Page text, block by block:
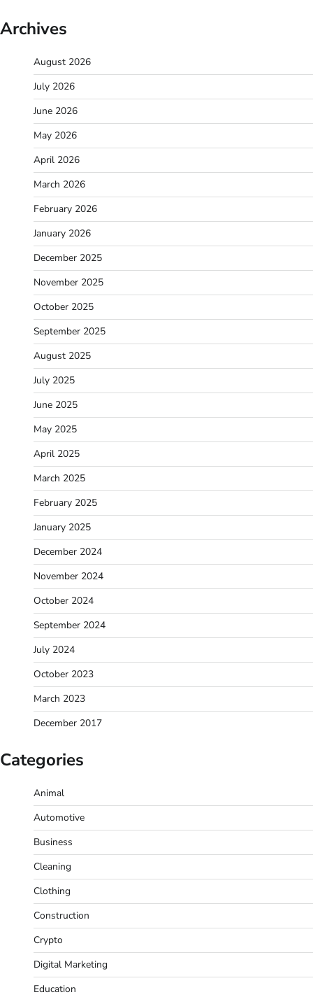
Archives
August 2026
July 2026
June 2026
May 2026
April 2026
March 2026
February 2026
January 2026
December 2025
November 2025
October 2025
September 2025
August 2025
July 2025
June 2025
May 2025
April 2025
March 2025
February 2025
January 2025
December 2024
November 2024
October 2024
September 2024
July 2024
October 2023
March 2023
December 2017
Categories
Animal
Automotive
Business
Cleaning
Clothing
Construction
Crypto
Digital Marketing
Education